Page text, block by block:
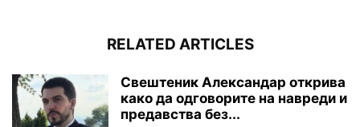
RELATED ARTICLES
Свештеник Александар открива
како да одговорите на навреди и
предавства без...